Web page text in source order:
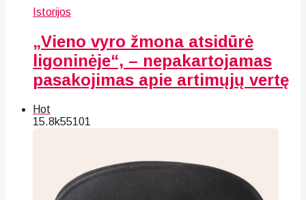
Istorijos
„Vieno vyro žmona atsidūrė
ligoninėje“, – nepakartojamas
pasakojimas apie artimųjų vertę
Hot
15.8k55101